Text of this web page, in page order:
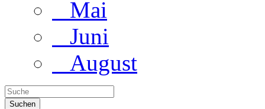
Mai
Juni
August
Suchen